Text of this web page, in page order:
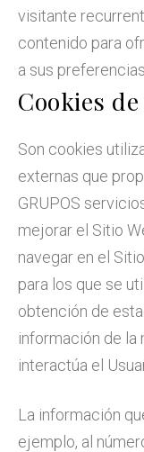
visitante
contenido para
a sus preferencias.
Cookies
Son cookies
externas que
GRUPOS
mejorar el Sitio
navegar en el
para los que se
obtención de
información de la
interactúa el
La información
ejemplo, al